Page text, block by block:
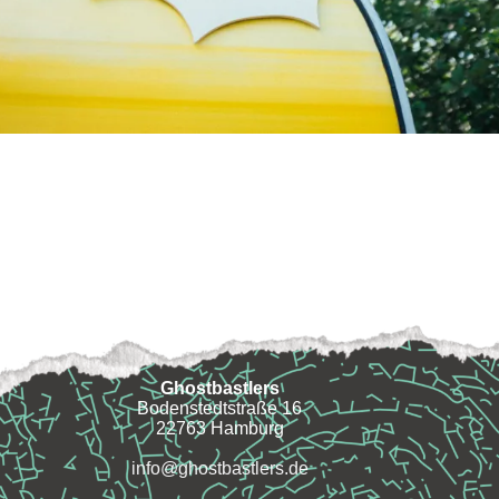
Ghostbastlers
Bodenstedtstraße 16
22763 Hamburg
info@ghostbastlers.de